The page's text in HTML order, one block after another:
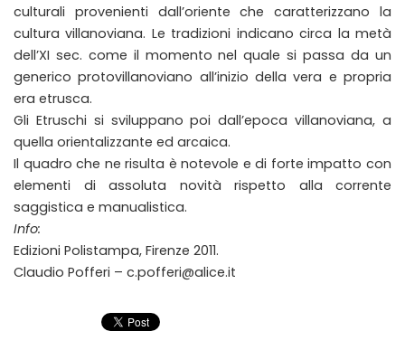
culturali provenienti dall’oriente che caratterizzano la
cultura villanoviana. Le tradizioni indicano circa la metà
dell’XI sec. come il momento nel quale si passa da un
generico protovillanoviano all’inizio della vera e propria
era etrusca.
Gli Etruschi si sviluppano poi dall’epoca villanoviana, a
quella orientalizzante ed arcaica.
Il quadro che ne risulta è notevole e di forte impatto con
elementi di assoluta novità rispetto alla corrente
saggistica e manualistica.
Info:
Edizioni Polistampa, Firenze 2011.
Claudio Pofferi – c.pofferi@alice.it